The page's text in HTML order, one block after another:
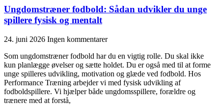
Ungdomstræner fodbold: Sådan udvikler du unge
spillere fysisk og mentalt
24. juni 2026 Ingen kommentarer
Som ungdomstræner fodbold har du en vigtig rolle. Du skal ikke
kun planlægge øvelser og sætte holdet. Du er også med til at forme
unge spilleres udvikling, motivation og glæde ved fodbold. Hos
Performance Træning arbejder vi med fysisk udvikling af
fodboldspillere. Vi hjælper både ungdomsspillere, forældre og
trænere med at forstå,